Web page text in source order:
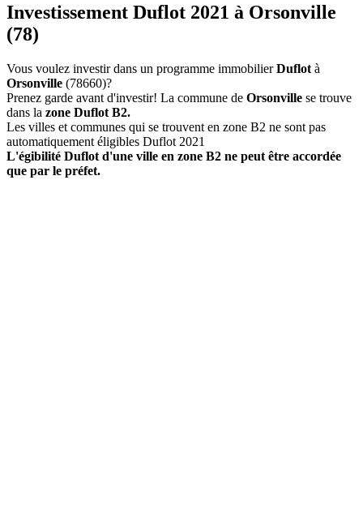
Investissement Duflot 2021 à Orsonville
(78)
Vous voulez investir dans un programme immobilierDuflot à
Orsonville (78660)?
Prenez garde avant d'investir! La commune de Orsonville se trouve
dans la zone Duflot B2.
Les villes et communes qui se trouvent en zone B2 ne sont pas
automatiquement éligibles Duflot 2021
L'égibilité Duflot d'une ville en zone B2 ne peut être accordée
que par le préfet.